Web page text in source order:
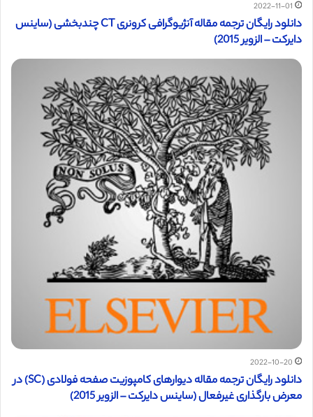
2022-11-01
دانلود رایگان ترجمه مقاله آنژیوگرافی کرونری CT چندبخشی (ساینس
دایرکت – الزویر 2015)
2022-10-20
دانلود رایگان ترجمه مقاله دیوارهای کامپوزیت صفحه فولادی (SC) در
معرض بارگذاری غیرفعال (ساینس دایرکت – الزویر 2015)